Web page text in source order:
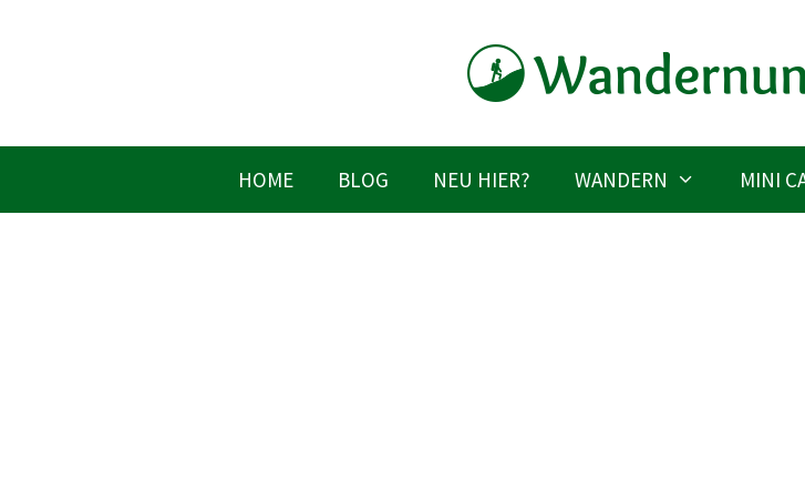
HOME BLOG NEU HIER? WANDERN MINI